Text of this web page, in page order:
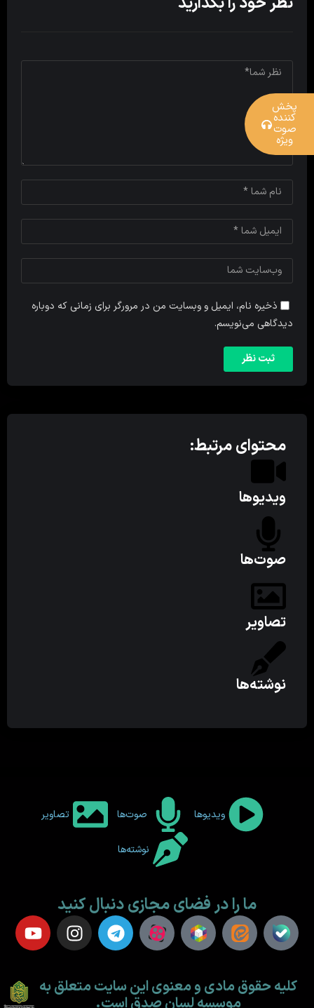
ذخیره نام، ایمیل و وبسایت من در مرورگر برای زمانی که دوباره
دیدگاهی می‌نویسم.
محتوای مرتبط:
ویدیوها
صوت‌ها
تصاویر
نوشته‌ها
ویدیوها صوت‌ها تصاویر
نوشته‌ها
ما را در فضای مجازی دنبال کنید
کلیه حقوق مادی و معنوی این سایت متعلق به
پخش
کننده
صوت
ویژه